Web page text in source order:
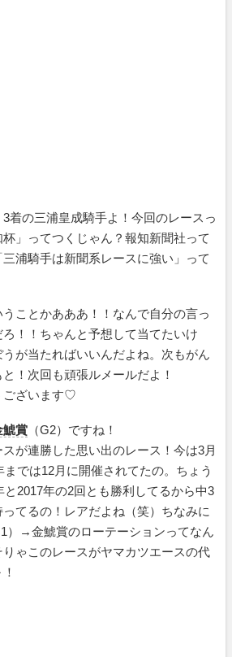
着の三浦皇成騎手よ！今回のレースっ
」ってつくじゃん？報知新聞社って
浦騎手は新聞系レースに強い」って
ことかあああ！！なんで自分の言っ
！！ちゃんと予想して当てたいけ
が当たればいいんだよね。次もがん
！次回も頑張ルメールだよ！
ございます♡
鯱賞 （G2）ですね！
が連勝した思い出のレース！今は3月
では12月に開催されてたの。ちょう
と2017年の2回とも勝利してるから中3
てるの！レアだよね（笑）ちなみに
）→金鯱賞のローテーションってなん
ゃこのレースがヤマカツエースの代